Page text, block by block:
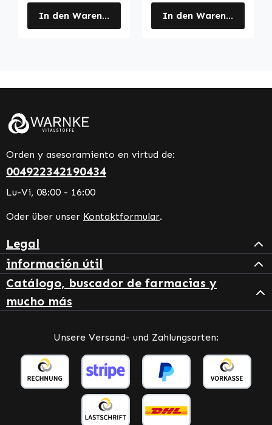
In den Warenkorb In den Warenkorb
Orden y asesoramiento en virtud de:
004922342190434
Lu-Vi, 08:00 - 16:00
Oder über unser Kontaktformular.
Legal
información útil
Catálogo, buscador de farmacias y
mucho más
Unsere Versand- und Zahlungsarten: